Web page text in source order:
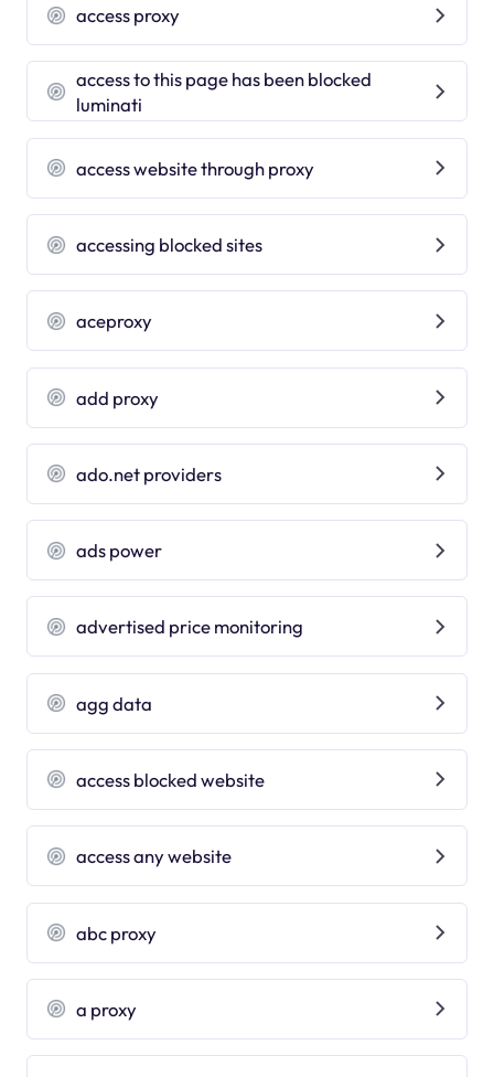
access proxy
access to this page has been blocked
luminati
access website through proxy
accessing blocked sites
aceproxy
add proxy
ado.net providers
ads power
advertised price monitoring
agg data
access blocked website
access any website
abc proxy
a proxy